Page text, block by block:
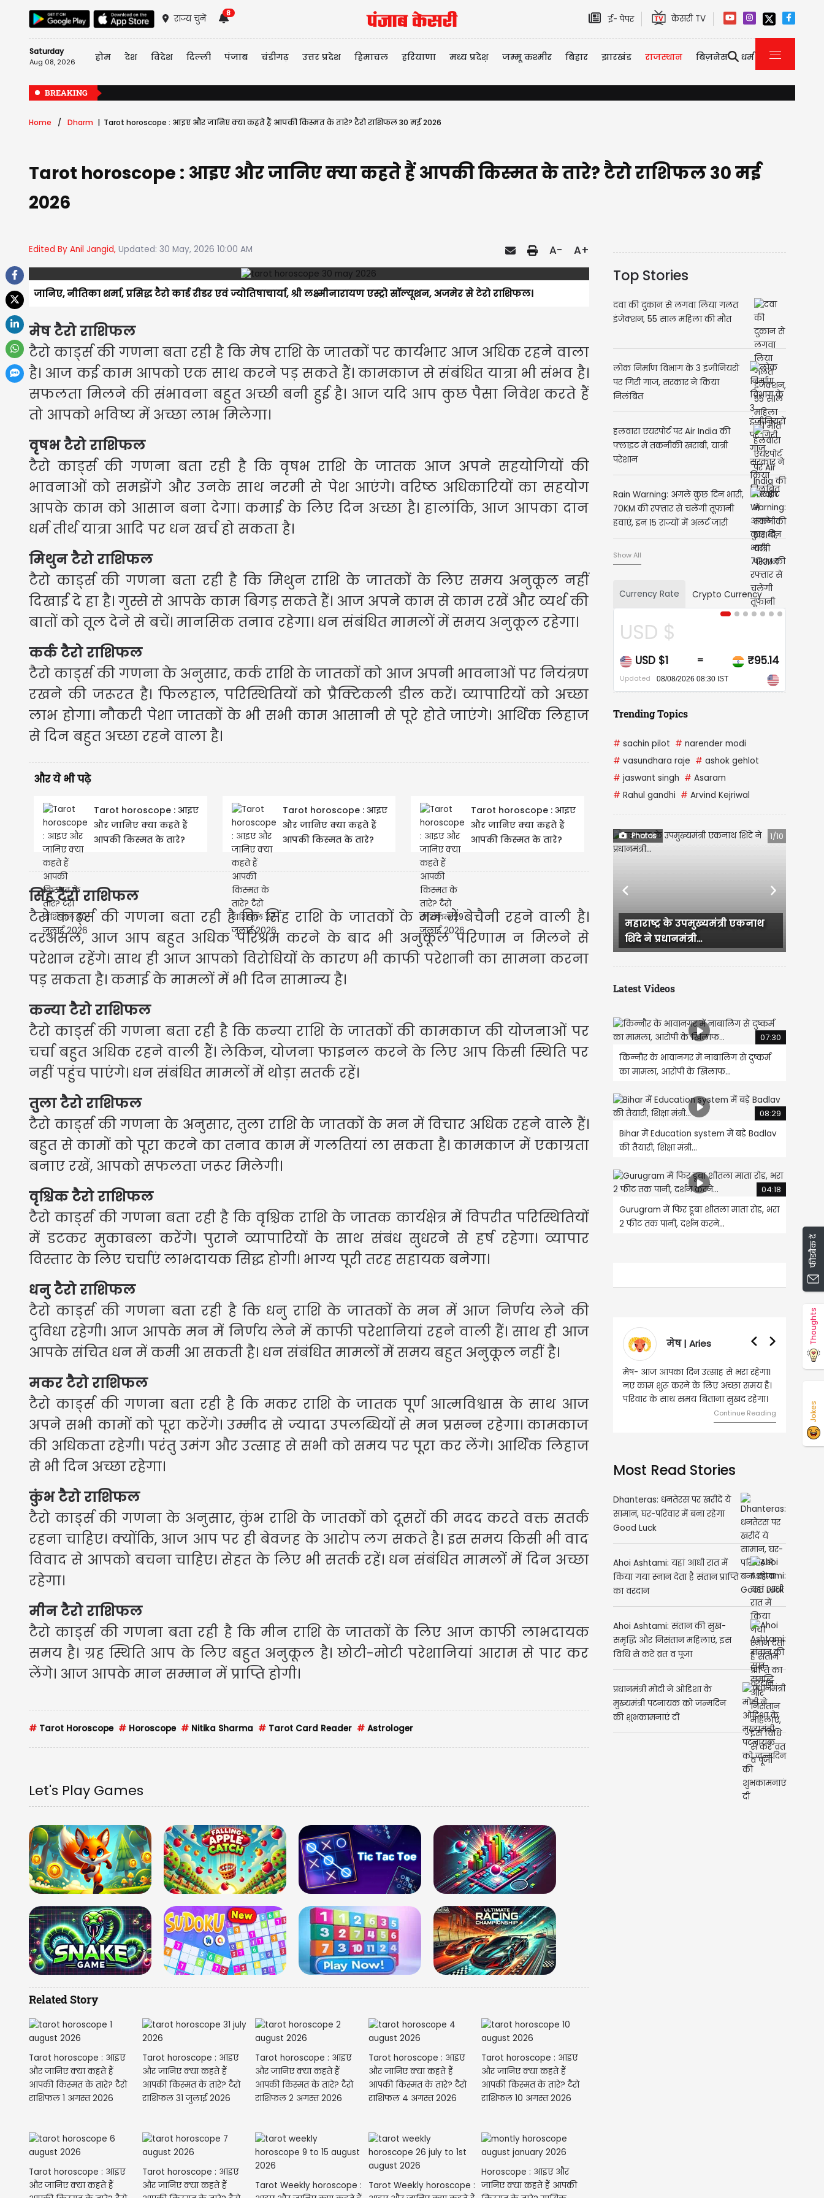
राज्य चुनें
8
ई- पेपर केसरी TV
Saturday
Aug 08, 2026 होम देश विदेश दिल्ली पंजाब चंडीगढ़ उत्तर प्रदेश हिमाचल हरियाणा मध्य प्रदेश़ जम्मू कश्मीर बिहार झारखंड राजस्थान बिज़नेस धर्म
BREAKING
Home Dharm Tarot horoscope : आइए और जानिए क्या कहते हैं आपकी किस्मत के तारे? टैरो राशिफल 30 मई 2026
Tarot horoscope : आइए और जानिए क्या कहते हैं आपकी किस्मत के तारे? टैरो राशिफल 30 मई
2026
Edited By Anil Jangid, Updated: 30 May, 2026 10:00 AM A- A+
जानिए, नीतिका शर्मा, प्रसिद्ध टैरो कार्ड रीडर एवं ज्योतिषाचार्या, श्री लक्ष्मीनारायण एस्ट्रो सॉल्यूशन, अजमेर से टेरो राशिफल।
मेष टैरो राशिफल
टैरो कार्ड्स की गणना बता रही है कि मेष राशि के जातकों पर कार्यभार आज अधिक रहने वाला
है। आज कई काम आपको एक साथ करने पड़ सकते हैं। कामकाज से संबंधित यात्रा भी संभव है।
सफलता मिलने की संभावना बहुत अच्छी बनी हुई है। आज यदि आप कुछ पैसा निवेश करते हैं
तो आपको भविष्य में अच्छा लाभ मिलेगा।
वृषभ टैरो राशिफल
टैरो कार्ड्स की गणना बता रही है कि वृषभ राशि के जातक आज अपने सहयोगियों की
भावनाओं को समझेंगे और उनके साथ नरमी से पेश आएंगे। वरिष्ठ अधिकारियों का सहयोग
आपके काम को आसान बना देगा। कमाई के लिए दिन अच्छा है। हालांकि, आज आपका दान
धर्म तीर्थ यात्रा आदि पर धन खर्च हो सकता है।
मिथुन टैरो राशिफल
टैरो कार्ड्स की गणना बता रही है कि मिथुन राशि के जातकों के लिए समय अनुकूल नहीं
दिखाई दे हा है। गुस्से से आपके काम बिगड़ सकते हैं। आज अपने काम से काम रखें और व्यर्थ की
बातों को तूल देने से बचें। मानसिक तनाव रहेगा। धन संबंधित मामलों में समय अनुकूल रहेगा।
कर्क टैरो राशिफल
टैरो कार्ड्स की गणना के अनुसार, कर्क राशि के जातकों को आज अपनी भावनाओं पर नियंत्रण
रखने की जरूरत है। फिलहाल, परिस्थितियों को प्रैक्टिकली डील करें। व्यापारियों को अच्छा
लाभ होगा। नौकरी पेशा जातकों के भी सभी काम आसानी से पूरे होते जाएंगे। आर्थिक लिहाज
से दिन बहुत अच्छा रहने वाला है।
और ये भी पढ़े
Tarot horoscope : आइए
और जानिए क्या कहते हैं
आपकी किस्मत के तारे?
Tarot horoscope : आइए
और जानिए क्या कहते हैं
आपकी किस्मत के तारे?
Tarot horoscope : आइए
और जानिए क्या कहते हैं
आपकी किस्मत के तारे?
सिंह टैरो राशिफल
टैरो कार्ड्स की गणना बता रही है कि सिंह राशि के जातकों के मन में बेचैनी रहने वाली है।
दरअसल, आज आप बहुत अधिक परिश्रम करने के बाद भी अनुकूल परिणाम न मिलने से
परेशान रहेंगे। साथ ही आज आपको विरोधियों के कारण भी काफी परेशानी का सामना करना
पड़ सकता है। कमाई के मामलों में भी दिन सामान्य है।
कन्या टैरो राशिफल
टैरो कार्ड्स की गणना बता रही है कि कन्या राशि के जातकों की कामकाज की योजनाओं पर
चर्चा बहुत अधिक रहने वाली हैं। लेकिन, योजना फाइनल करने के लिए आप किसी स्थिति पर
नहीं पहुंच पाएंगे। धन संबंधित मामलों में थोड़ा सतर्क रहें।
तुला टैरो राशिफल
टैरो कार्ड्स की गणना के अनुसार, तुला राशि के जातकों के मन में विचार अधिक रहने वाले हैं।
बहुत से कामों को पूरा करने का तनाव काम में गलतियां ला सकता है। कामकाज में एकाग्रता
बनाए रखें, आपको सफलता जरूर मिलेगी।
वृश्चिक टैरो राशिफल
टैरो कार्ड्स की गणना बता रही है कि वृश्चिक राशि के जातक कार्यक्षेत्र में विपरीत परिस्थितियों
में डटकर मुकाबला करेंगे। पुराने व्यापारियों के साथ संबंध सुधरने से हर्ष रहेगा। व्यापार
विस्तार के लिए चर्चाएं लाभदायक सिद्ध होगी। भाग्य पूरी तरह सहायक बनेगा।
धनु टैरो राशिफल
टैरो कार्ड्स की गणना बता रही है कि धनु राशि के जातकों के मन में आज निर्णय लेने की
दुविधा रहेगी। आज आपके मन में निर्णय लेने में काफी परेशानियां रहने वाली हैं। साथ ही आज
आपके संचित धन में कमी आ सकती है। धन संबंधित मामलों में समय बहुत अनुकूल नहीं है।
मकर टैरो राशिफल
टैरो कार्ड्स की गणना बता रही है कि मकर राशि के जातक पूर्ण आत्मविश्वास के साथ आज
अपने सभी कामों को पूरा करेंगे। उम्मीद से ज्यादा उपलब्धियों से मन प्रसन्न रहेगा। कामकाज
की अधिकता रहेगी। परंतु उमंग और उत्साह से सभी को समय पर पूरा कर लेंगे। आर्थिक लिहाज
से भी दिन अच्छा रहेगा।
कुंभ टैरो राशिफल
टैरो कार्ड्स की गणना के अनुसार, कुंभ राशि के जातकों को दूसरों की मदद करते वक्त सतर्क
रहना चाहिए। क्योंकि, आज आप पर ही बेवजह के आरोप लग सकते है। इस समय किसी भी वाद
विवाद से आपको बचना चाहिए। सेहत के लिए भी सतर्क रहें। धन संबंधित मामलों में दिन अच्छा
रहेगा।
मीन टैरो राशिफल
टैरो कार्ड्स की गणना बता रही है कि मीन राशि के जातकों के लिए आज काफी लाभदायक
समय है। ग्रह स्थिति आप के लिए बहुत अनुकूल है। छोटी-मोटी परेशानियां आराम से पार कर
लेंगे। आज आपके मान सम्मान में प्राप्ति होगी।
# Tarot Horoscope # Horoscope # Nitika Sharma # Tarot Card Reader # Astrologer
Let's Play Games
Related Story
Tarot horoscope : आइए
और जानिए क्या कहते हैं
आपकी किस्मत के तारे? टैरो
राशिफल 1 अगस्त 2026
Tarot horoscope : आइए
और जानिए क्या कहते हैं
आपकी किस्मत के तारे? टैरो
राशिफल 31 जुलाई 2026
Tarot horoscope : आइए
और जानिए क्या कहते हैं
आपकी किस्मत के तारे? टैरो
राशिफल 2 अगस्त 2026
Tarot horoscope : आइए
और जानिए क्या कहते हैं
आपकी किस्मत के तारे? टैरो
राशिफल 4 अगस्त 2026
Tarot horoscope : आइए
और जानिए क्या कहते हैं
आपकी किस्मत के तारे? टैरो
राशिफल 10 अगस्त 2026
Tarot horoscope : आइए
और जानिए क्या कहते हैं
Tarot horoscope : आइए
और जानिए क्या कहते हैं
Tarot Weekly horoscope :
Tarot Weekly horoscope :
Horoscope : आइए और
जानिए क्या कहते हैं आपकी
Top Stories
दवा की दुकान से लगवा लिया गलत
इंजेक्शन, 55 साल महिला की मौत
लोक निर्माण विभाग के 3 इंजीनियरों
पर गिरी गाज, सरकार ने किया
निलंबित
हलवारा एयरपोर्ट पर Air India की
फ्लाइट में तकनीकी खराबी, यात्री
परेशान
Rain Warning: अगले कुछ दिन भारी,
70KM की रफ्तार से चलेंगी तूफानी
हवाएं, इन 15 राज्यों में अलर्ट जारी
Show All
Currency Rate Crypto Currency
USD $
₹95.14
Updated 08/08/2026 08:30 IST
CAD $
CAD $1 =
Updated 08/08/2026 08:30 IST
Trending Topics
# sachin pilot # narender modi
# vasundhara raje # ashok gehlot
# jaswant singh # Asaram
# Rahul gandhi # Arvind Kejriwal
Photos 1/10
महाराष्ट्र के उपमुख्यमंत्री एकनाथ
शिंदे ने प्रधानमंत्री...
CM रेखा गुप्ता और BJP के दूसरे
नेताओं ने सुषमा स्वराज की...
Previous Next
Latest Videos
07:30
किन्नौर के भावानगर में नाबालिग से दुष्कर्म
का मामला, आरोपी के खिलाफ...
08:29
Bihar में Education system में बड़े Badlav
की तैयारी, शिक्षा मंत्री...
04:18
Gurugram में फिर डूबा शीतला माता रोड, भरा
2 फीट तक पानी, दर्शन करने...
मेष | Aries
मेष- आज आपका दिन उत्साह से भरा रहेगा।
नए काम शुरू करने के लिए अच्छा समय है।
परिवार के साथ समय बिताना सुखद रहेगा।
वृषभ | Taurus
वृष- आज का दिन इस राशि के जातकों के
लिए शुभ रहने वाला है। धन और नौकरी के
मामलों में सफलता मिलेगी। मित्रों से
मेलजोल बढ़ेगा। आर्थिक निवेश सोच-
Continue Reading
Most Read Stories
Dhanteras: धनतेरस पर खरीदें ये
सामान, घर-परिवार में बना रहेगा
Ahoi Ashtami: यहां आधी रात में
किया गया स्नान देता है संतान प्राप्ति
Ahoi Ashtami: संतान की सुख-
समृद्धि और निसंतान महिलाएं, इस
प्रधानमंत्री मोदी ने ओडिशा के
मुख्यमंत्री पटनायक को जन्मदिन
फीडबैक दें
Thoughts
Jokes